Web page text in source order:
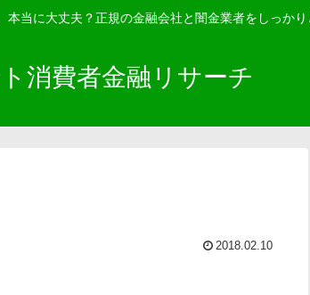
当に大丈夫？正規の金融会社と闇金業者をしっかり
消費者金融リサーチ
2018.02.10